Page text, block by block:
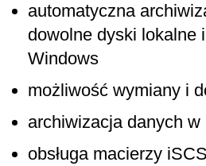
automatyczna
dowolne dyski lokalne
Windows
możliwość wymiany i
archiwizacja danych
obsługa macierzy